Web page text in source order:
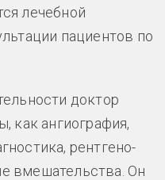
лечебной
пациентов по
доктор
как ангиография,
рентгено-
вмешательства. Он